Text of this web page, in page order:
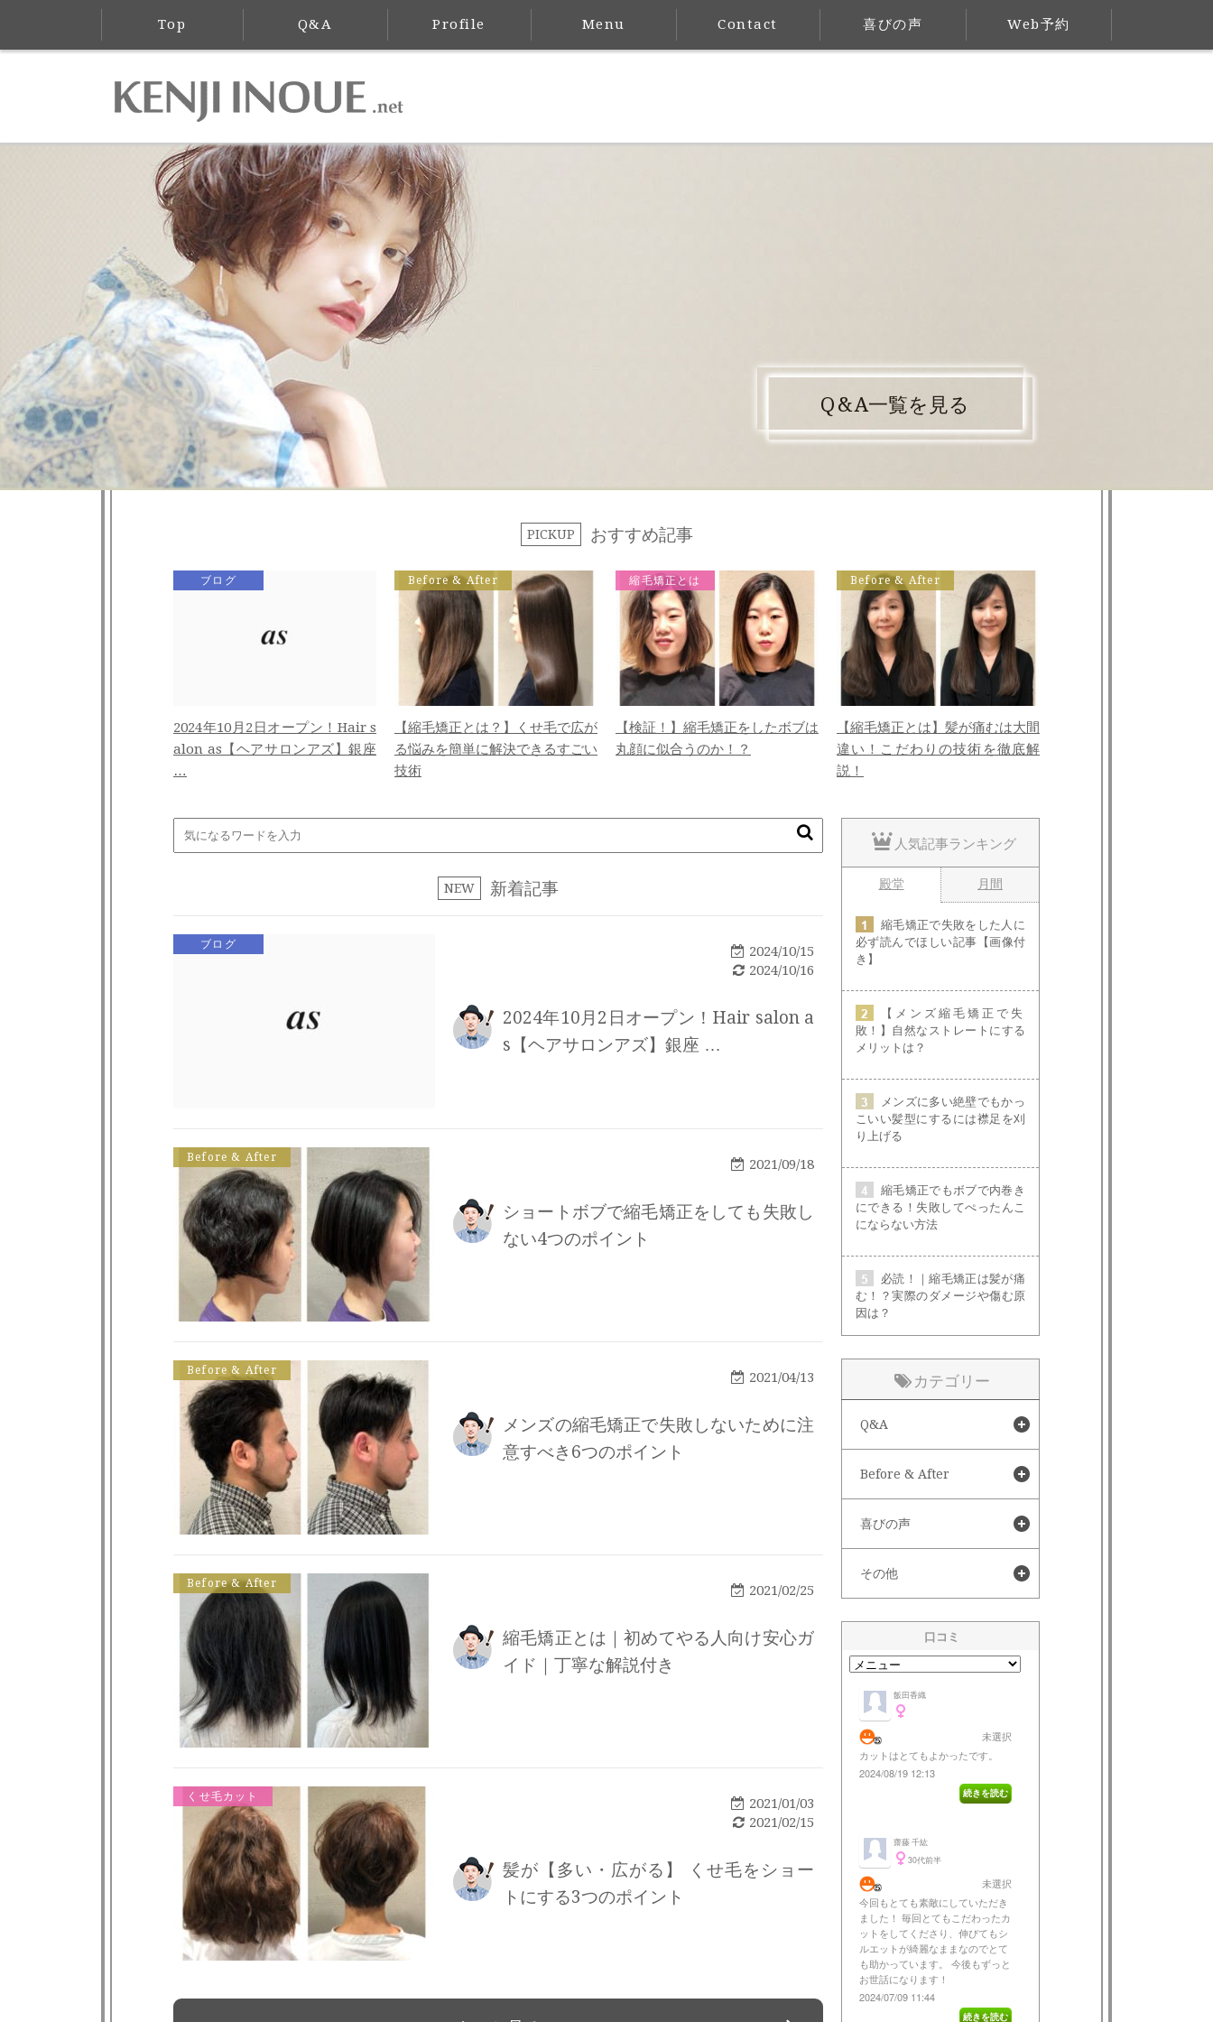
Top Q&A Profile Menu Contact 喜びの声 Web予約
Q &A一覧を見る
PICKUP おすすめ記事
ブログ
2024年10月2日オープン！Hair s
alon as【ヘアサロンアズ】銀座
…
Before & After
【縮毛矯正とは？】くせ毛で広が
る悩みを簡単に解決できるすごい
技術
縮毛矯正とは
【検証！】縮毛矯正をしたボブは
丸顔に似合うのか！？
Before & After
【縮毛矯正とは】髪が痛むは大間
違い！こだわりの技術を徹底解
説！
NEW 新着記事
ブログ
2024/10/15
2024/10/16
2024年10月2日オープン！Hair salon a
s【ヘアサロンアズ】銀座 …
Before & After 2021/09/18
ショートボブで縮毛矯正をしても失敗し
ない4つのポイント
Before & After 2021/04/13
メンズの縮毛矯正で失敗しないために注
意すべき6つのポイント
Before & After 2021/02/25
縮毛矯正とは｜初めてやる人向け安心ガ
イド｜丁寧な解説付き
くせ毛カット
2021/01/03
2021/02/15
髪が【多い・広がる】 くせ毛をショー
トにする3つのポイント
人気記事ランキング
殿堂 月間
縮毛矯正で失敗をした人に
必ず読んでほしい記事【画像付
き】
【メンズ縮毛矯正で失
敗！】自然なストレートにする
メリットは？
メンズに多い絶壁でもかっ
こいい髪型にするには襟足を刈
り上げる
縮毛矯正でもボブで内巻き
にできる！失敗してぺったんこ
にならない方法
必読！｜縮毛矯正は髪が痛
む！？実際のダメージや傷む原
因は？
カテゴリー
Q&A
Before & After
喜びの声
その他